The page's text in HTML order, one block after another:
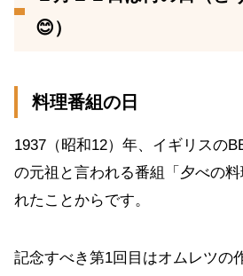
😊）
料理番組の日
1937（昭和12）年、イギリスの
の元祖と言われる番組「夕べの
れたことからです。
記念すべき第1回目はオムレツの